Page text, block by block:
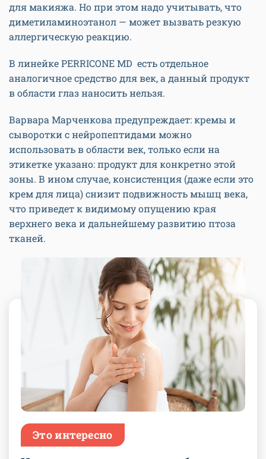
для макияжа. Но при этом надо учитывать, что
диметиламиноэтанол — может вызвать резкую
аллергическую реакцию.
В линейке PERRICONE MD есть отдельное
аналогичное средство для век, а данный продукт
в области глаз наносить нельзя.
Варвара Марченкова предупреждает: кремы и
сыворотки с нейропептидами можно
использовать в области век, только если на
этикетке указано: продукт для конкретно этой
зоны. В ином случае, консистенция (даже если это
крем для лица) снизит подвижность мышц века,
что приведет к видимому опущению края
верхнего века и дальнейшему развитию птоза
тканей.
Это интересно